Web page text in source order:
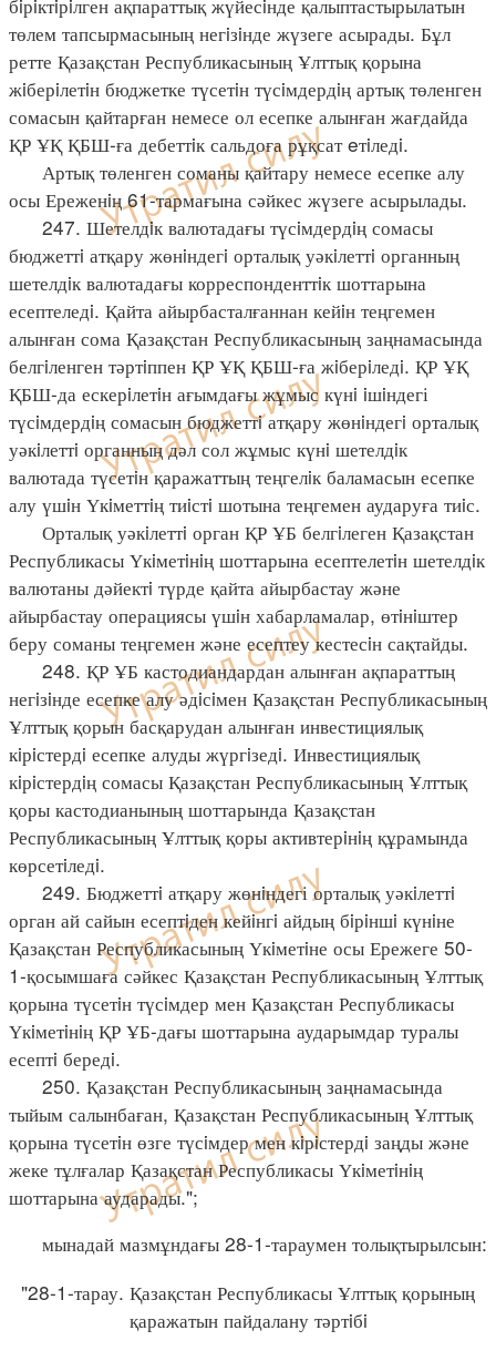
төлем тапсырмасының негiзiнде жүзеге асырады. Бұл
ретте Қазақстан Республикасының Ұлттық қорына
жiберiлетiн бюджетке түсетiн түсiмдердiң артық төленген
сомасын қайтарған немесе ол есепке алынған жағдайда
ҚР ҰҚ ҚБШ-ға дебеттiк сальдоға рұқсат eтiледi.
Артық төленген соманы қайтару немесе есепке алу
осы Ереженiң 61-тармағына сәйкес жүзеге асырылады.
247. Шетелдiк валютадағы түсiмдердiң сомасы
бюджеттi атқару жөнiндегi орталық уәкiлеттi органның
шетелдiк валютадағы корреспонденттiк шоттарына
есептеледi. Қайта айырбасталғаннан кейiн теңгемен
алынған сома Қазақстан Республикасының заңнамасында
белгiленген тәртiппен ҚР ҰҚ ҚБШ-ға жiберiледi. ҚР ҰҚ
ҚБШ-да ескерiлетiн ағымдағы жұмыс күнi iшiндегі
түсiмдердiң сомасын бюджеттi атқару жөнiндегi орталық
уәкiлеттi органның дәл сол жұмыс күнi шетелдiк
валютада түсетiн қаражаттың теңгелiк баламасын есепке
алу үшiн Үкiметтiң тиiстi шотына теңгемен аударуға тиiс.
Орталық уәкiлеттi орган ҚР ҰБ белгiлеген Қазақстан
Республикасы Үкiметiнiң шоттарына есептелетiн шетелдiк
валютаны дәйектi түрде қайта айырбастау және
айырбастау операциясы үшiн хабарламалар, өтiнiштер
беру соманы теңгемен және есептеу кестесiн сақтайды.
248. ҚР ҰБ кастодиандардан алынған ақпараттың
негiзiнде есепке алу әдiсiмен Қазақстан Республикасының
Ұлттық қорын басқарудан алынған инвестициялық
кiрiстердi есепке алуды жүргiзедi. Инвестициялық
кiрiстердiң сомасы Қазақстан Республикасының Ұлттық
қоры кастодианының шоттарында Қазақстан
Республикасының Ұлттық қоры активтерiнiң құрамында
көрсетiледi.
249. Бюджеттi атқару жөнiндегі орталық уәкiлеттi
орган ай сайын есептiден кейiнгi айдың бiрiншi күнiне
Қазақстан Республикасының Үкiметiне осы Ережеге 50-
1-қосымшаға сәйкес Қазақстан Республикасының Ұлттық
қорына түсетiн түсiмдер мен Қазақстан Республикасы
Үкiметiнiң ҚР ҰБ-дағы шоттарына аударымдар туралы
есептi бередi.
250. Қазақстан Республикасының заңнамасында
тыйым салынбаған, Қазақстан Республикасының Ұлттық
қорына түсетiн өзге түсiмдер мен кiрiстердi заңды және
жеке тұлғалар Қазақстан Республикасы Үкiметiнiң
шоттарына аударады.";
мынадай мазмұндағы 28-1-тараумен толықтырылсын:
"28-1-тарау. Қазақстан Республикасы Ұлттық қорының
қаражатын пайдалану тәртiбi